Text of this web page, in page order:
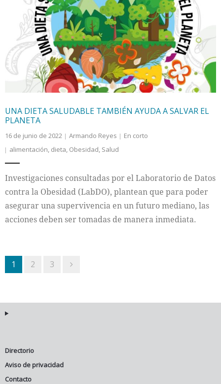
UNA DIETA SALUDABLE TAMBIÉN AYUDA A SALVAR EL
PLANETA
16 de junio de 2022 Armando Reyes
En corto
alimentación, dieta, Obesidad, Salud
Investigaciones consultadas por el Laboratorio de Datos
contra la Obesidad (LabDO), plantean que para poder
asegurar una supervivencia en un futuro mediano, las
acciones deben ser tomadas de manera inmediata.
1 2 3
Directorio
Aviso de privacidad
Contacto